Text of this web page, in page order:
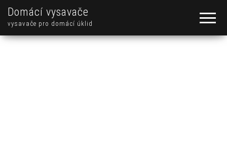
Domácí vysavače
vysavače pro domácí úklid